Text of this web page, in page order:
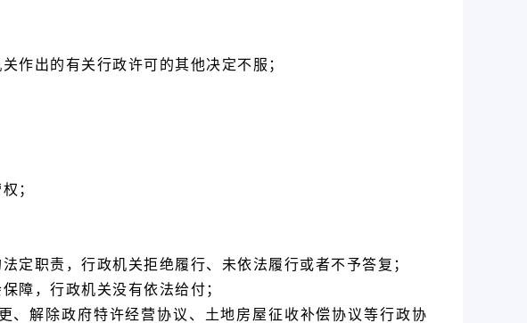
作出的有关行政许可的其他决定不服；
；
定职责，行政机关拒绝履行、未依法履行或者不予答复；
障，行政机关没有依法给付；
、解除政府特许经营协议、土地房屋征收补偿协议等行政协